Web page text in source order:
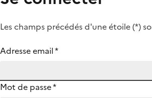
Les champs précédés d'une étoile (*)
Adresse email*
Mot de passe*